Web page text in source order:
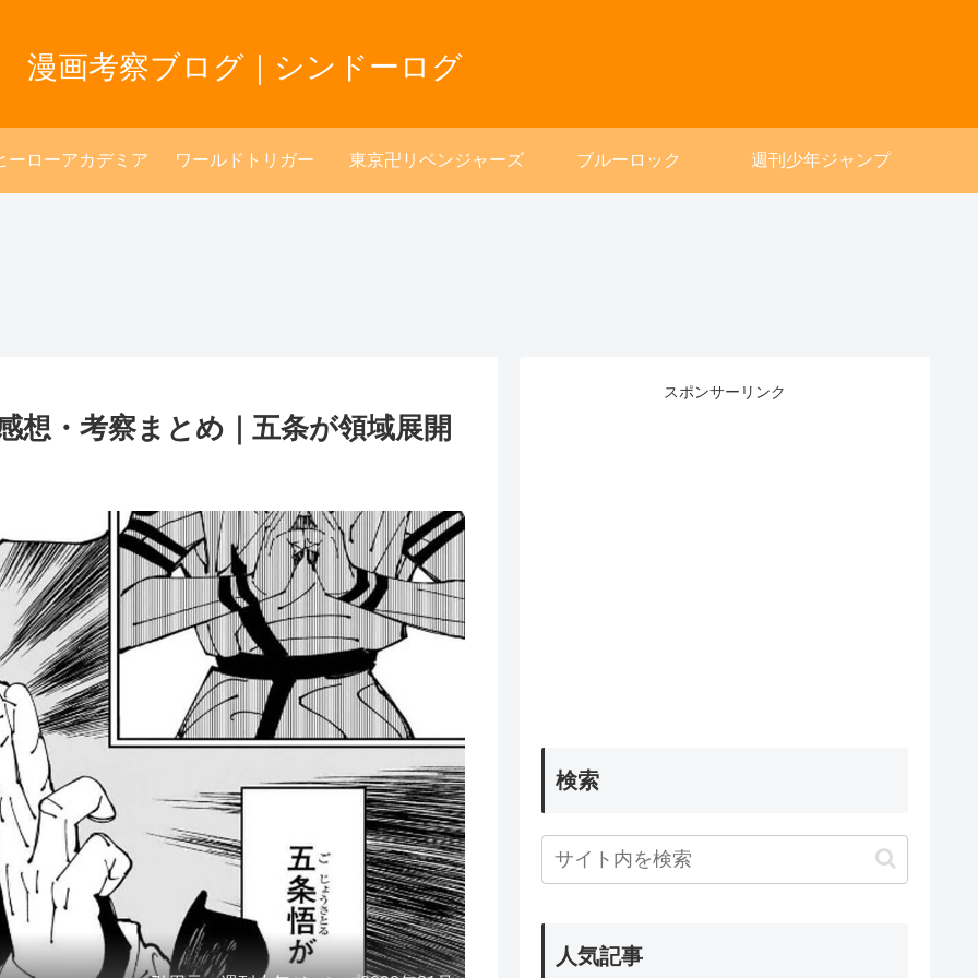
漫画考察ブログ｜シンドーログ
ーローアカデミア ワールドトリガー 東京卍リベンジャーズ ブルーロック 週刊少年ジャンプ
想・考察まとめ｜五条が領域展開
スポンサーリンク
検索
人気記事